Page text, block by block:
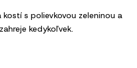
s polievkovou zeleninou a
kedykoľvek.